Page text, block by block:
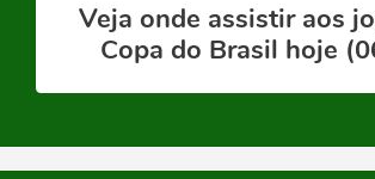
Veja onde assistir aos
Copa do Brasil hoje